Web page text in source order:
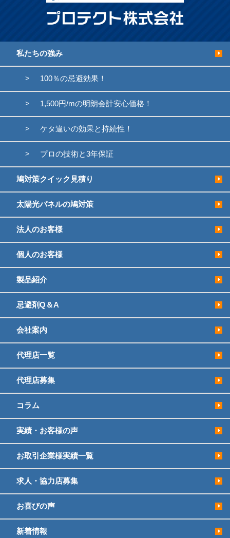
私たちの強み
100％の忌避効果！
1,500円/mの明朗会計安心価格！
ケタ違いの効果と持続性！
プロの技術と3年保証
鳩対策クイック見積り
太陽光パネルの鳩対策
法人のお客様
個人のお客様
製品紹介
忌避剤Q＆A
会社案内
代理店一覧
代理店募集
コラム
実績・お客様の声
お取引企業様実績一覧
求人・協力店募集
お喜びの声
新着情報